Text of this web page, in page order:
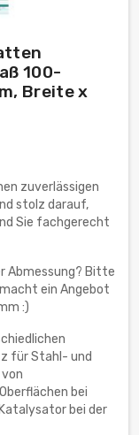
100-
Breite x
zuverlässigen
stolz darauf,
Sie fachgerecht
Abmessung? Bitte
ein Angebot
:)
für Stahl- und
bei
bei der